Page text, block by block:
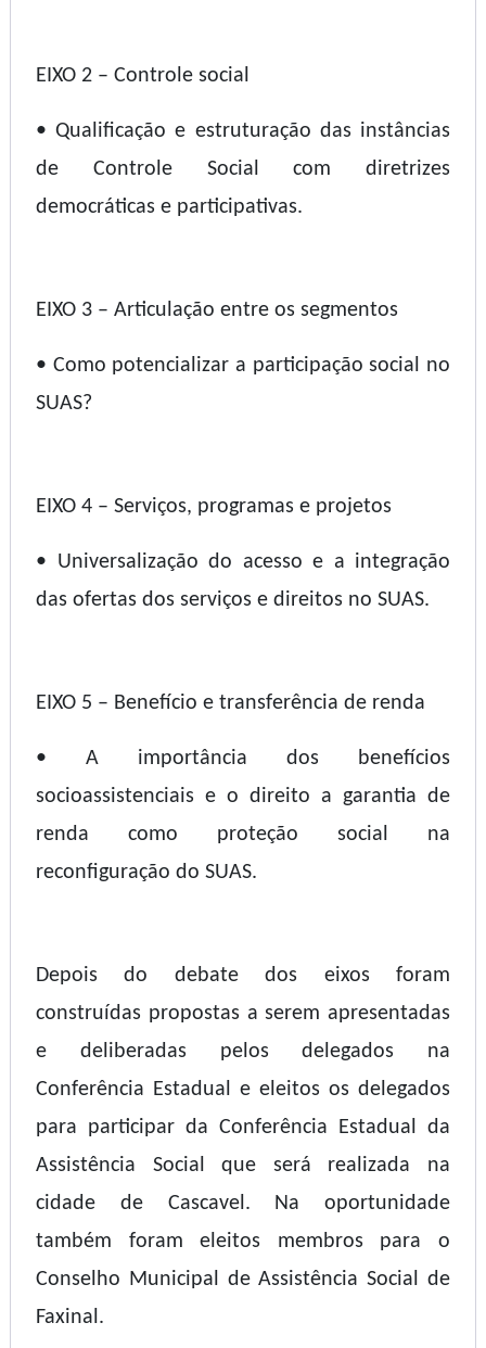
EIXO 2 – Controle social
• Qualificação e estruturação das instâncias
de Controle Social com diretrizes
democráticas e participativas.
EIXO 3 – Articulação entre os segmentos
• Como potencializar a participação social no
SUAS?
EIXO 4 – Serviços, programas e projetos
• Universalização do acesso e a integração
das ofertas dos serviços e direitos no SUAS.
EIXO 5 – Benefício e transferência de renda
• A importância dos benefícios
socioassistenciais e o direito a garantia de
renda como proteção social na
reconfiguração do SUAS.
Depois do debate dos eixos foram
construídas propostas a serem apresentadas
e deliberadas pelos delegados na
Conferência Estadual e eleitos os delegados
para participar da Conferência Estadual da
Assistência Social que será realizada na
cidade de Cascavel. Na oportunidade
também foram eleitos membros para o
Conselho Municipal de Assistência Social de
Faxinal.